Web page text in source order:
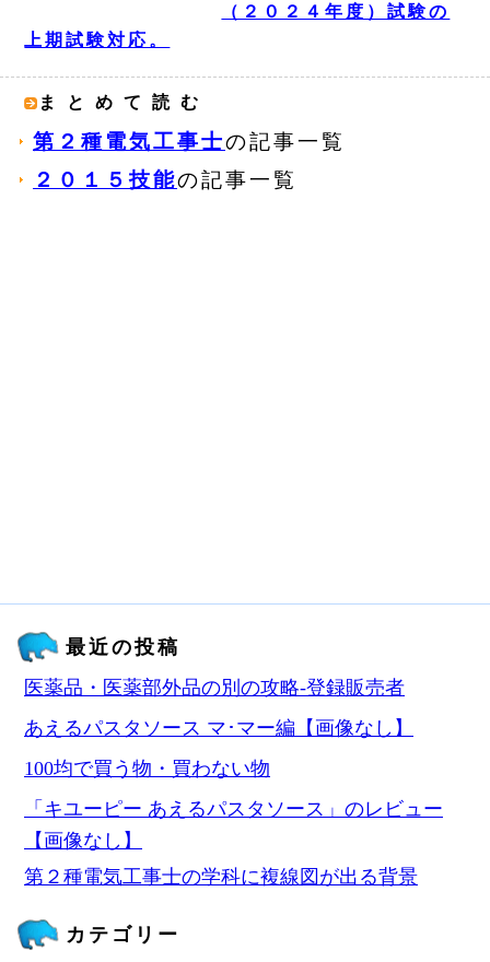
（２０２４年度）試験の
上期試験対応。
まとめて読む
第２種電気工事士の記事一覧
２０１５技能の記事一覧
最近の投稿
医薬品・医薬部外品の別の攻略‐登録販売者
あえるパスタソース マ･マー編【画像なし】
100均で買う物・買わない物
「キユーピー あえるパスタソース」のレビュー
【画像なし】
第２種電気工事士の学科に複線図が出る背景
カテゴリー